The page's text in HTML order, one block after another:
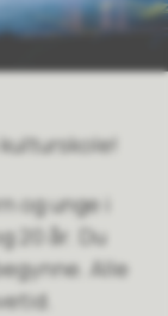
og unge i
20 år. Du
Alle